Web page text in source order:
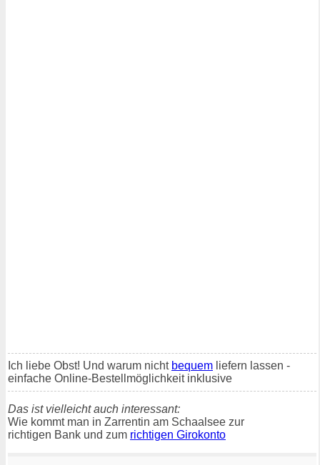
Ich liebe Obst! Und warum nicht bequem liefern lassen -
einfache Online-Bestellmöglichkeit inklusive
Das ist vielleicht auch interessant:
Wie kommt man in Zarrentin am Schaalsee zur
richtigen Bank und zum richtigen Girokonto